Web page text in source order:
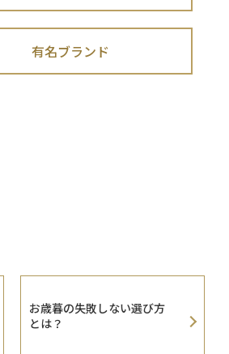
有名ブランド
お歳暮の失敗しない選び方
とは？